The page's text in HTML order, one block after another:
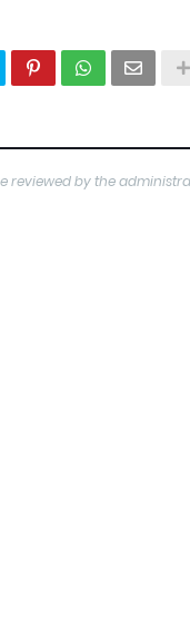
reviewed by the